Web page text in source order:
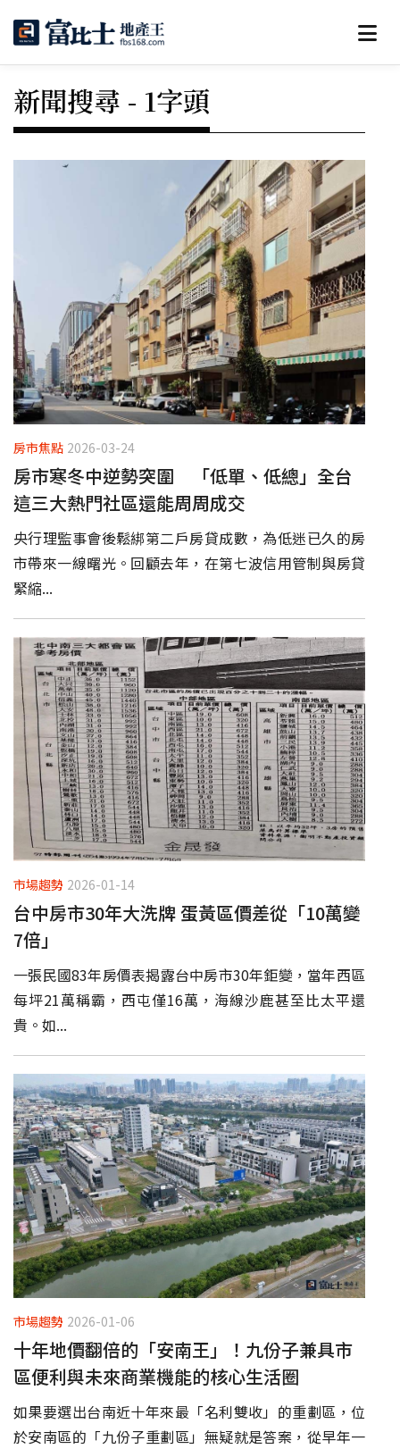
新聞搜尋 - 1字頭
房市焦點 2026-03-24
房市寒冬中逆勢突圍 「低單、低總」全台
這三大熱門社區還能周周成交
央行理監事會後鬆綁第二戶房貸成數，為低迷已久的房
市帶來一線曙光。回顧去年，在第七波信用管制與房貸
緊縮...
市場趨勢 2026-01-14
台中房市30年大洗牌 蛋黃區價差從「10萬變
7倍」
一張民國83年房價表揭露台中房市30年鉅變，當年西區
每坪21萬稱霸，西屯僅16萬，海線沙鹿甚至比太平還
貴。如...
市場趨勢 2026-01-06
十年地價翻倍的「安南王」！九份子兼具市
區便利與未來商業機能的核心生活圈
如果要選出台南近十年來最「名利雙收」的重劃區，位
於安南區的「九份子重劃區」無疑就是答案，從早年一